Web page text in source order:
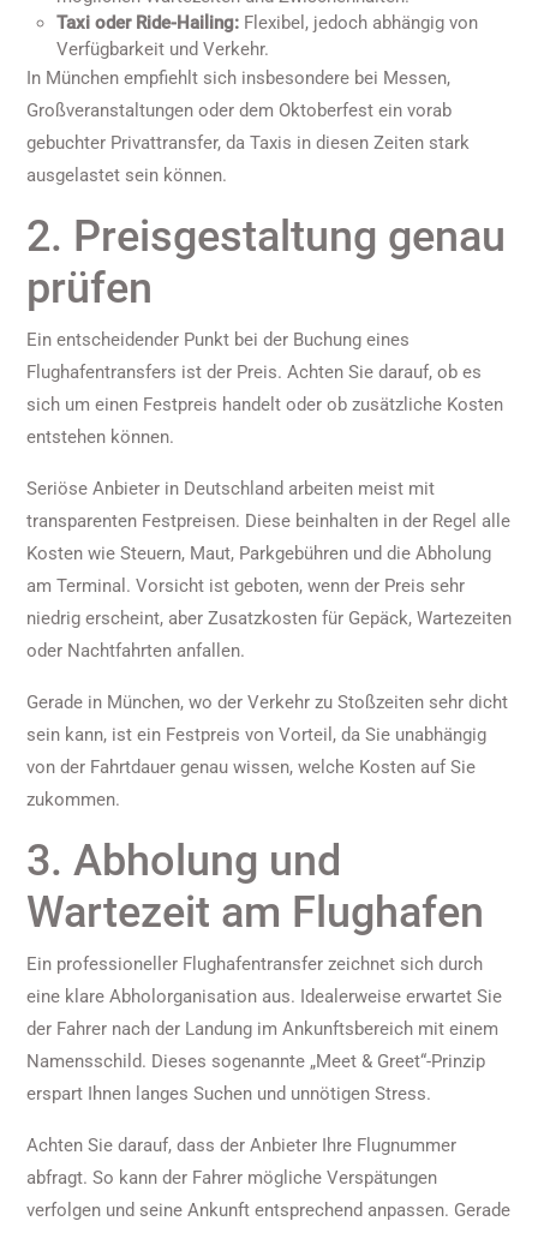
Taxi oder Ride-Hailing: Flexibel, jedoch abhängig von
Verfügbarkeit und Verkehr.
In München empfiehlt sich insbesondere bei Messen,
Großveranstaltungen oder dem Oktoberfest ein vorab
gebuchter Privattransfer, da Taxis in diesen Zeiten stark
ausgelastet sein können.
2. Preisgestaltung genau
prüfen
Ein entscheidender Punkt bei der Buchung eines
Flughafentransfers ist der Preis. Achten Sie darauf, ob es
sich um einen Festpreis handelt oder ob zusätzliche Kosten
entstehen können.
Seriöse Anbieter in Deutschland arbeiten meist mit
transparenten Festpreisen. Diese beinhalten in der Regel alle
Kosten wie Steuern, Maut, Parkgebühren und die Abholung
am Terminal. Vorsicht ist geboten, wenn der Preis sehr
niedrig erscheint, aber Zusatzkosten für Gepäck, Wartezeiten
oder Nachtfahrten anfallen.
Gerade in München, wo der Verkehr zu Stoßzeiten sehr dicht
sein kann, ist ein Festpreis von Vorteil, da Sie unabhängig
von der Fahrtdauer genau wissen, welche Kosten auf Sie
zukommen.
3. Abholung und
Wartezeit am Flughafen
Ein professioneller Flughafentransfer zeichnet sich durch
eine klare Abholorganisation aus. Idealerweise erwartet Sie
der Fahrer nach der Landung im Ankunftsbereich mit einem
Namensschild. Dieses sogenannte „Meet & Greet“-Prinzip
erspart Ihnen langes Suchen und unnötigen Stress.
Achten Sie darauf, dass der Anbieter Ihre Flugnummer
abfragt. So kann der Fahrer mögliche Verspätungen
verfolgen und seine Ankunft entsprechend anpassen. Gerade